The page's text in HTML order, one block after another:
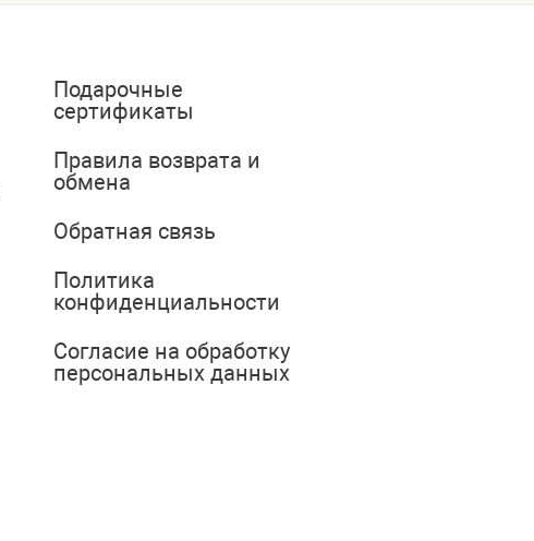
Подарочные
сертификаты
Правила возврата и
обмена
Обратная связь
Политика
конфиденциальности
Согласие на обработку
персональных данных